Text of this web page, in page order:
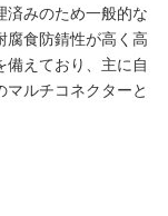
済みのため一般的な
腐食防錆性が高く高
えており、主に自
ルチコネクターと